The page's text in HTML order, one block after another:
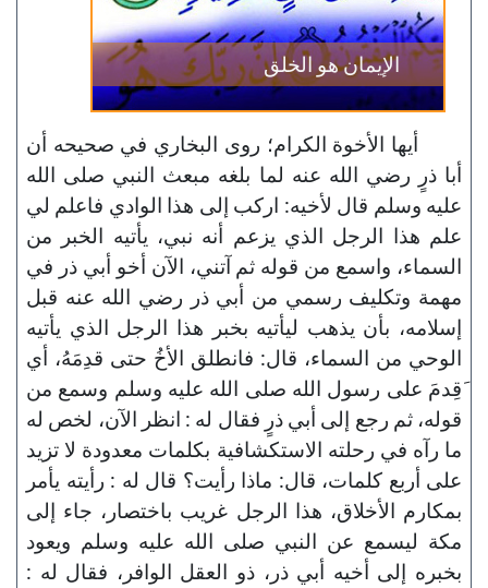
الإيمان هو الخلق
أيها الأخوة الكرام؛ روى البخاري في صحيحه أن
أبا ذرٍ رضي الله عنه لما بلغه مبعث النبي صلى الله
عليه وسلم قال لأخيه: اركب إلى هذا الوادي فاعلم لي
علم هذا الرجل الذي يزعم أنه نبي، يأتيه الخبر من
السماء، واسمع من قوله ثم آتني، الآن أخو أبي ذر في
مهمة وتكليف رسمي من أبي ذر رضي الله عنه قبل
إسلامه، بأن يذهب ليأتيه بخبر هذا الرجل الذي يأتيه
الوحي من السماء، قال: فانطلق الأخُ حتى قدِمَهُ، أي
َقِدمَ على رسول الله صلى الله عليه وسلم وسمع من
قوله، ثم رجع إلى أبي ذرٍ فقال له : انظر الآن، لخص له
ما رآه في رحلته الاستكشافية بكلمات معدودة لا تزيد
على أربع كلمات، قال: ماذا رأيت؟ قال له : رأيته يأمر
بمكارم الأخلاق، هذا الرجل غريب باختصار، جاء إلى
مكة ليسمع عن النبي صلى الله عليه وسلم ويعود
بخبره إلى أخيه أبي ذر، ذو العقل الوافر، فقال له :